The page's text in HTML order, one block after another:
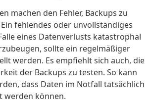
machen den Fehler, Backups zu
fehlendes oder unvollständiges
eines Datenverlusts katastrophal
sollte ein regelmäßiger
werden. Es empfiehlt sich auch, die
der Backups zu testen. So kann
dass Daten im Notfall tatsächlich
werden können.